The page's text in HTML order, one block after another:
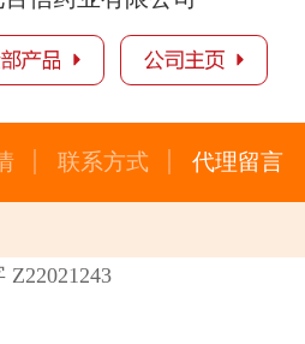
联系方式 代理留言
Z22021243